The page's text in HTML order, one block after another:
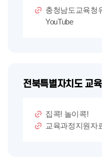
충청남도교육청
YouTube
전북특별자치도 교
집콕! 놀이콕!
교육과정지원자